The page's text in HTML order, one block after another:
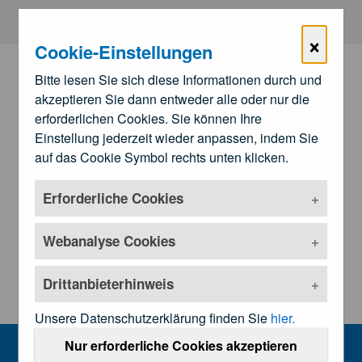
×
Cookie-Einstellungen
Bitte lesen Sie sich diese Informationen durch und
akzeptieren Sie dann entweder alle oder nur die
erforderlichen Cookies. Sie können Ihre
Einstellung jederzeit wieder anpassen, indem Sie
auf das Cookie Symbol rechts unten klicken.
Erforderliche Cookies
Webanalyse Cookies
Drittanbieterhinweis
Unsere Datenschutzerklärung finden Sie hier.
Nur erforderliche Cookies akzeptieren
Zum Hauptinhalt springen
Zu den
Landesärztekammern
Kundmachungen und
MENU